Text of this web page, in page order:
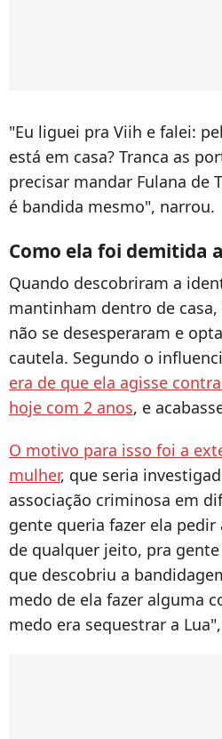
"Eu liguei pra Viih e falei:
está em casa? Tranca as
precisar mandar Fulana de
é bandida mesmo", narrou.
Como ela foi demitida
Quando descobriram a
mantinham dentro de casa,
não se desesperaram e
cautela. Segundo o
era de que ela agisse
hoje com 2 anos, e
O motivo para isso foi a
mulher, que seria
associação criminosa em
gente queria fazer ela
de qualquer jeito, pra
que descobriu a
medo de ela fazer alguma
medo era sequestrar a